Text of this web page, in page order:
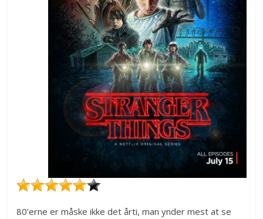
80’erne er måske ikke det årti, man ynder mest at se